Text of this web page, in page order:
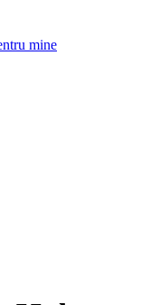
mine